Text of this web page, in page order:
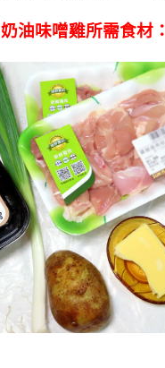
奶油味噌雞所需食材：